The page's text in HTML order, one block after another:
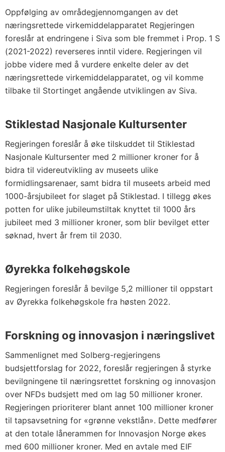
Oppfølging av områdegjennomgangen av det
næringsrettede virkemiddelapparatet Regjeringen
foreslår at endringene i Siva som ble fremmet i Prop. 1 S
(2021-2022) reverseres inntil videre. Regjeringen vil
jobbe videre med å vurdere enkelte deler av det
næringsrettede virkemiddelapparatet, og vil komme
tilbake til Stortinget angående utviklingen av Siva.
Stiklestad Nasjonale Kultursenter
Regjeringen foreslår å øke tilskuddet til Stiklestad
Nasjonale Kultursenter med 2 millioner kroner for å
bidra til videreutvikling av museets ulike
formidlingsarenaer, samt bidra til museets arbeid med
1000-årsjubileet for slaget på Stiklestad. I tillegg økes
potten for ulike jubileumstiltak knyttet til 1000 års
jubileet med 3 millioner kroner, som blir bevilget etter
søknad, hvert år frem til 2030.
Øyrekka folkehøgskole
Regjeringen foreslår å bevilge 5,2 millioner til oppstart
av Øyrekka folkehøgskole fra høsten 2022.
Forskning og innovasjon i næringslivet
Sammenlignet med Solberg-regjeringens
budsjettforslag for 2022, foreslår regjeringen å styrke
bevilgningene til næringsrettet forskning og innovasjon
over NFDs budsjett med om lag 50 millioner kroner.
Regjeringen prioriterer blant annet 100 millioner kroner
til tapsavsetning for «grønne vekstlån». Dette medfører
at den totale lånerammen for Innovasjon Norge økes
med 600 millioner kroner. Med en avtale med EIF